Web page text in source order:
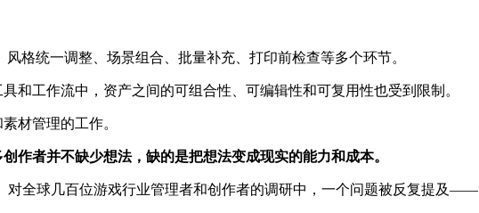
格统一调整、场景组合、批量补充、打印前检查等多个环节。
和工作流中，资产之间的可组合性、可编辑性和可复用性也受到限制。
材管理的工作。
创作者并不缺少想法，缺的是把想法变成现实的能力和成本。
》对全球几百位游戏行业管理者和创作者的调研中，一个问题被反复提及——